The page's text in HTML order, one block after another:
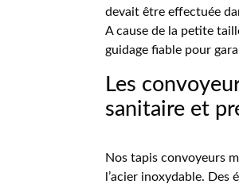
devait être effectuée
A cause de la petite
guidage fiable pour
Les
sanitaire et
Nos tapis convoyeurs
l’acier inoxydable.